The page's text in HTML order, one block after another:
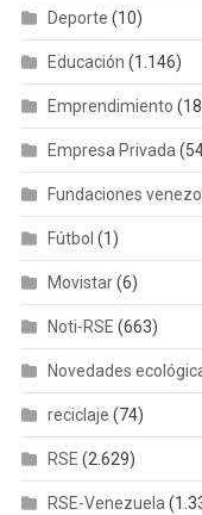
Deporte (10)
Educación (1.146)
Emprendimiento
Empresa Privada
Fundaciones
Fútbol (1)
Movistar(6)
Noti-RSE (663)
Novedades
reciclaje (74)
RSE (2.629)
RSE-Venezuela